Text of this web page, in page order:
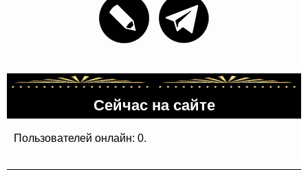
Сейчас на сайте
Пользователей онлайн: 0.